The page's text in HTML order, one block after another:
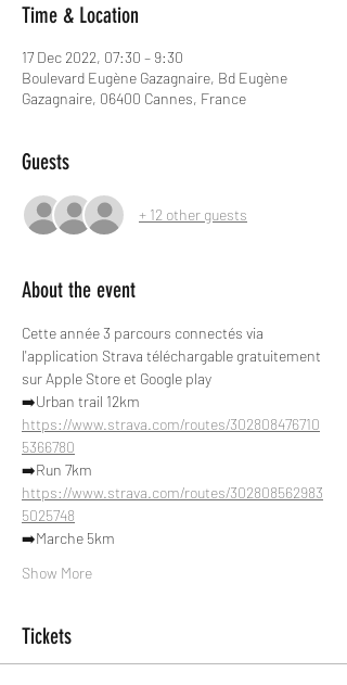
Time & Location
17 Dec 2022, 07:30 – 9:30
Boulevard Eugène Gazagnaire, Bd Eugène
Gazagnaire, 06400 Cannes, France
Guests
+ 12 other guests
About the event
Cette année 3 parcours connectés via
l'application Strava téléchargable gratuitement
sur Apple Store et Google play
➡️Urban trail 12km
https://www.strava.com/routes/302808476710
5366780
➡️Run 7km
https://www.strava.com/routes/302808562983
5025748
➡️Marche 5km
Show More
Tickets